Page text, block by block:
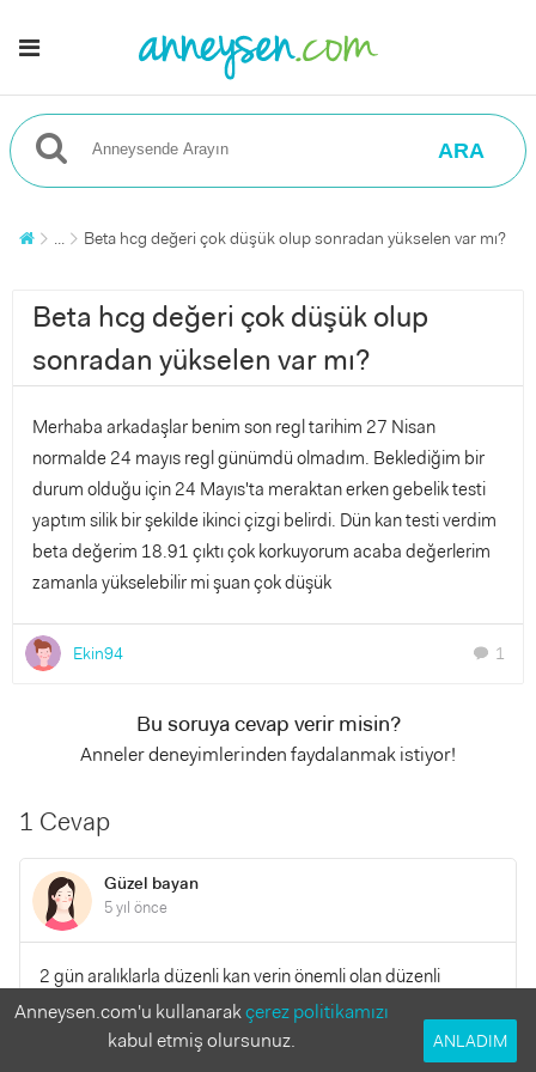
ARA
... Beta hcg değeri çok düşük olup sonradan yükselen var mı?
Beta hcg değeri çok düşük olup
sonradan yükselen var mı?
Merhaba arkadaşlar benim son regl tarihim 27 Nisan
normalde 24 mayıs regl günümdü olmadım. Beklediğim bir
durum olduğu için 24 Mayıs'ta meraktan erken gebelik testi
yaptım silik bir şekilde ikinci çizgi belirdi. Dün kan testi verdim
beta değerim 18.91 çıktı çok korkuyorum acaba değerlerim
zamanla yükselebilir mi şuan çok düşük
Ekin94 chat 1
Bu soruya cevap verir misin?
Anneler deneyimlerinden faydalanmak istiyor!
1 Cevap
Güzel bayan
5 yıl önce
2 gün aralıklarla düzenli kan verin önemli olan düzenli
artması
Anneysen.com'u kullanarakçerez politikamızı
kabul etmiş olursunuz.
ANLADIM